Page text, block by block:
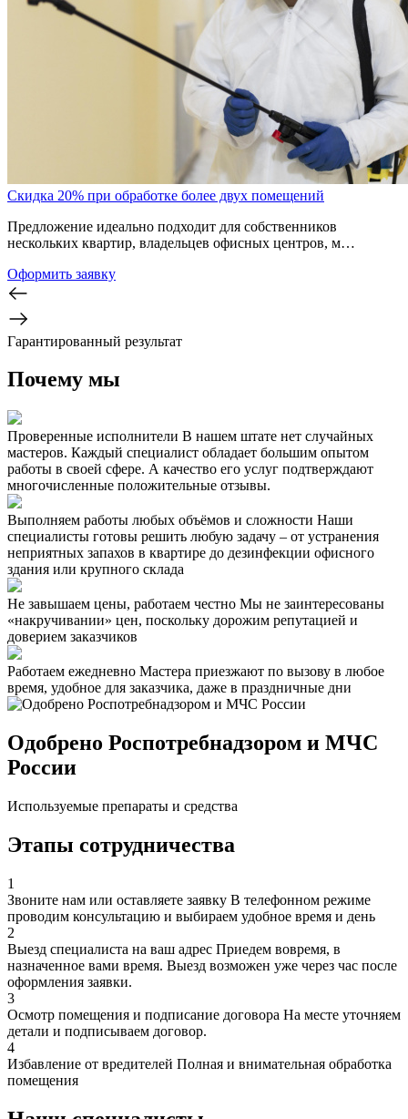
Скидка 20% при обработке более двух помещений
Предложение идеально подходит для собственников
нескольких квартир, владельцев офисных центров, м…
Оформить заявку
Гарантированный результат
Почему мы
Проверенные исполнители В нашем штате нет случайных
мастеров. Каждый специалист обладает большим опытом
работы в своей сфере. А качество его услуг подтверждают
многочисленные положительные отзывы.
Выполняем работы любых объёмов и сложности Наши
специалисты готовы решить любую задачу – от устранения
неприятных запахов в квартире до дезинфекции офисного
здания или крупного склада
Не завышаем цены, работаем честно Мы не заинтересованы
«накручивании» цен, поскольку дорожим репутацией и
доверием заказчиков
Работаем ежедневно Мастера приезжают по вызову в любое
время, удобное для заказчика, даже в праздничные дни
Одобрено Роспотребнадзором и МЧС
России
Используемые препараты и средства
Этапы сотрудничества
1
Звоните нам или оставляете заявку В телефонном режиме
проводим консультацию и выбираем удобное время и день
2
Выезд специалиста на ваш адрес Приедем вовремя, в
назначенное вами время. Выезд возможен уже через час после
оформления заявки.
3
Осмотр помещения и подписание договора На месте уточняем
детали и подписываем договор.
4
Избавление от вредителей Полная и внимательная обработка
помещения